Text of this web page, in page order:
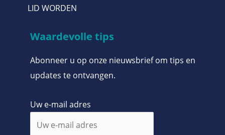
LID WORDEN
Waardevolle tips
Abonneer u op onze nieuwsbrief om tips en
updates te ontvangen.
Uw e-mail adres